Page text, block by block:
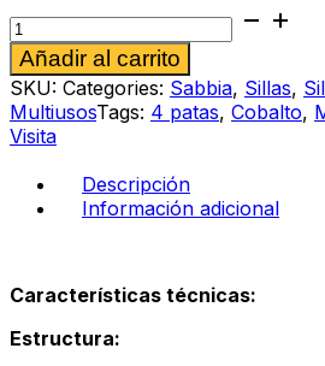
Silla
de
visita
Sabbia
185
cr
cobalto
Añadir al carrito
SKU: Categories: Sabbia, Sillas,
MultiusosTags: 4 patas, Cobalto,
Visita
Descripción
Información adicional
Características técnicas:
Estructura: